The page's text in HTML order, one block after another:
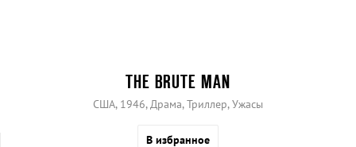
THE BRUTE MAN
США, 1946, Драма, Триллер, Ужасы
В избранное